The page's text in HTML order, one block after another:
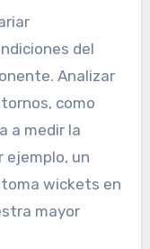
del
Analizar
como
a medir la
ejemplo, un
wickets en
mayor